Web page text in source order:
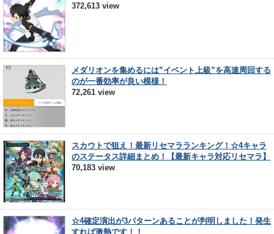
372,613 view
メダリオンを集めるには”イベント上級”を高速周回する
のが一番効率が良い模様！
72,261 view
スカウトで狙え！最新リセマラランキング！☆4キャラ
のステータス詳細まとめ！【最新キャラ対応リセマラ】
70,183 view
☆4確定演出が3パターンあることが判明しました！発生
すれば激熱です！！